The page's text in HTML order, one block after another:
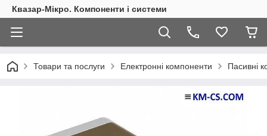
Квазар-Мікро. Компоненти і системи
Товари та послуги Електронні компоненти Пасивні